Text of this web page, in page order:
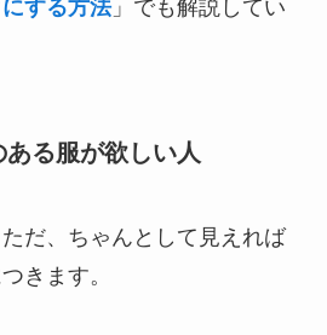
する方法」でも解説してい
る服が欲しい人
だ、ちゃんとして見えれば
きます。